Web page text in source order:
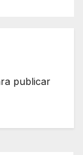
publicar